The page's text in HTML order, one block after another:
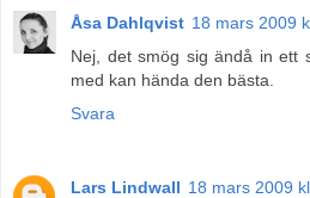
Åsa Dahlqvist 18 mars 2009
Nej, det smög sig ändå in ett
med kan hända den bästa.
Svara
Lars Lindwall 18 mars 2009